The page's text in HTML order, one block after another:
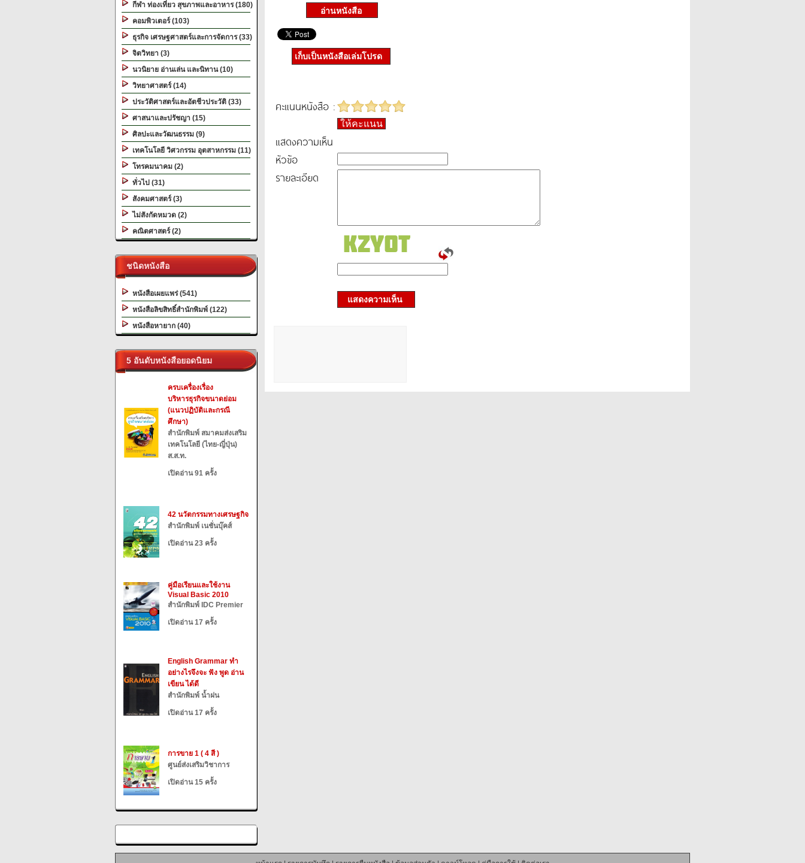
กีฬา ท่องเที่ยว สุขภาพและอาหาร (180)
คอมพิวเตอร์ (103)
ธุรกิจ เศรษฐศาสตร์และการจัดการ (33)
จิตวิทยา (3)
นวนิยาย อ่านเล่น และนิทาน (10)
วิทยาศาสตร์ (14)
ประวัติศาสตร์และอัตชีวประวัติ (33)
ศาสนาและปรัชญา (15)
ศิลปะและวัฒนธรรม (9)
เทคโนโลยี วิศวกรรม อุตสาหกรรม (11)
โทรคมนาคม (2)
ทั่วไป (31)
สังคมศาสตร์ (3)
ไม่สังกัดหมวด (2)
คณิตศาสตร์ (2)
ชนิดหนังสือ
หนังสือเผยแพร่ (541)
หนังสือลิขสิทธิ์สำนักพิมพ์ (122)
หนังสือหายาก (40)
5 อันดับหนังสือยอดนิยม
ครบเครื่องเรื่อง
บริหารธุรกิจขนาดย่อม
(แนวปฏิบัติและกรณี
ศึกษา)
สำนักพิมพ์ สมาคมส่งเสริม
เทคโนโลยี (ไทย-ญี่ปุ่น)
ส.ส.ท.
เปิดอ่าน 91 ครั้ง
42 นวัตกรรมทางเศรษฐกิจ
สำนักพิมพ์ เนชั่นบุ๊คส์
เปิดอ่าน 23 ครั้ง
คู่มือเรียนและใช้งาน
Visual Basic 2010
สำนักพิมพ์ IDC Premier
เปิดอ่าน 17 ครั้ง
English Grammar ทำ
อย่างไรจึงจะ ฟัง พูด อ่าน
เขียน ได้ดี
สำนักพิมพ์ น้ำฝน
เปิดอ่าน 17 ครั้ง
การขาย 1 ( 4 สี )
ศูนย์ส่งเสริมวิชาการ
เปิดอ่าน 15 ครั้ง
เก็บเป็นหนังสือเล่มโปรด
คะแนนหนังสือ :
ให้คะแนน
แสดงความเห็น
หัวข้อ
รายละเอียด
แสดงความเห็น